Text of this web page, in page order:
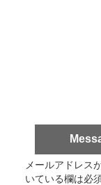
メールアドレス
いている欄は必